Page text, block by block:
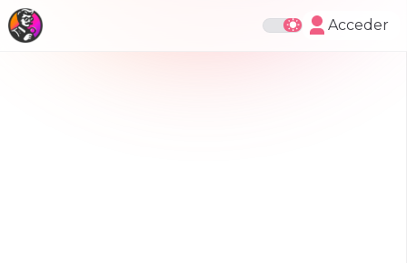
Acceder